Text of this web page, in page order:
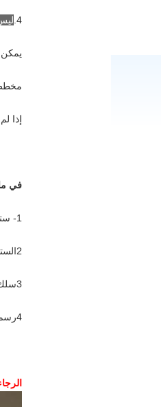
4.
يمكن
إذا
في ما
1- ستاتور كومة 5 قطع بدون لف مع غطاء العزل أو ورق العزل
2الستاتور الجرح 1pc
3سلك نحاسي لفة واحدة كافية لتلف 10 أجزاء من الستاتور
4رسم طبقة الستاتور و رسم التلف